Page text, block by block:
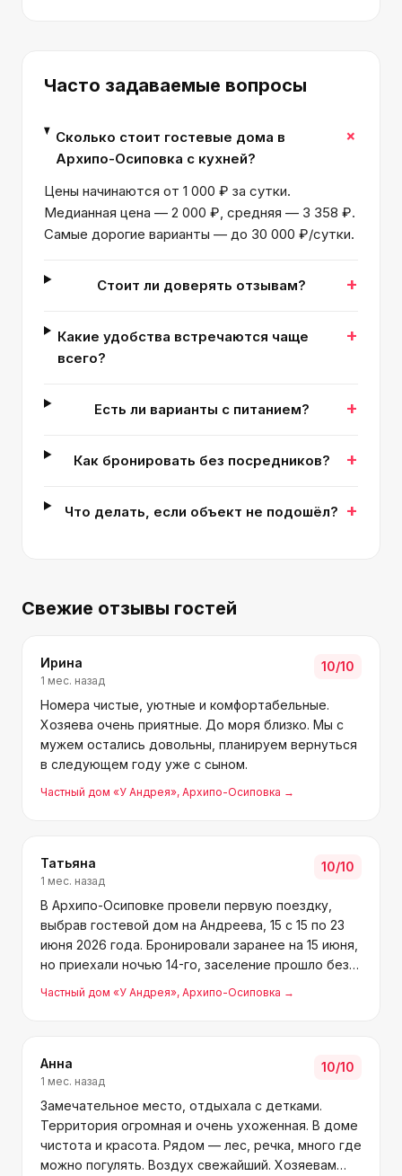
Часто задаваемые вопросы
Сколько стоит гостевые дома в
Архипо-Осиповка с кухней?
+
Цены начинаются от 1 000 ₽ за сутки.
Медианная цена — 2 000 ₽, средняя — 3 358 ₽.
Самые дорогие варианты — до 30 000 ₽/сутки.
Стоит ли доверять отзывам? +
Какие удобства встречаются чаще
всего?
+
Есть ли варианты с питанием? +
Как бронировать без посредников? +
Что делать, если объект не подошёл? +
Свежие отзывы гостей
Ирина
1 мес. назад
10/10
Номера чистые, уютные и комфортабельные.
Хозяева очень приятные. До моря близко. Мы с
мужем остались довольны, планируем вернуться
в следующем году уже с сыном.
Частный дом «У Андрея», Архипо-Осиповка →
Татьяна
1 мес. назад
10/10
В Архипо-Осиповке провели первую поездку,
выбрав гостевой дом на Андреева, 15 с 15 по 23
июня 2026 года. Бронировали заранее на 15 июня,
но приехали ночью 14-го, заселение прошло без
проблем. Номер хоть и небольшой, но уютный и
чистый, а хозяева оказались очень приятными
Частный дом «У Андрея», Архипо-Осиповка →
Анна
1 мес. назад
10/10
Замечательное место, отдыхала с детками.
Территория огромная и очень ухоженная. В доме
чистота и красота. Рядом — лес, речка, много где
можно погулять. Воздух свежайший. Хозяевам